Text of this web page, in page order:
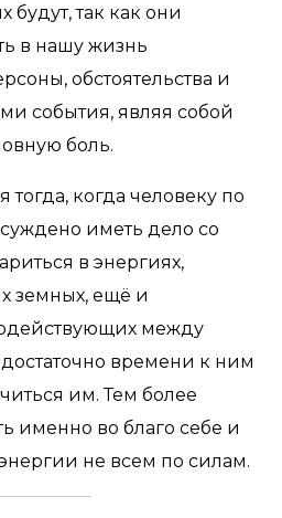
будут, так как они
в нашу жизнь
обстоятельства и
события, являя собой
боль.
тогда, когда человеку по
иметь дело со
в энергиях,
земных, ещё и
между
времени к ним
им. Тем более
именно во благо себе и
не всем по силам.